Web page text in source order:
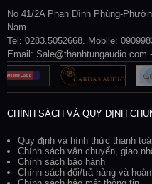
No 41/2A Phan Đình Phùng-
Nam
Tel: 0283.5052668. Mobile:
Email: Sale@thanhtungaudio.com
CHÍNH SÁCH VÀ QUY ĐỊNH
Quy định và hình thức thanh
Chính sách vận chuyển, giao
Chính sách bảo hành
Chính sách đổi/trả hàng và